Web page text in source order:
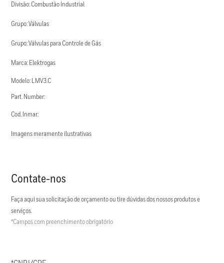
Divisão: Combustão Industrial
Grupo: Válvulas
Grupo: Válvulas para Controle de Gás
Marca: Elektrogas
Modelo: LMV3.C
Part. Number:
Cod. Inmar:
Imagens meramente ilustrativas
Contate-nos
Faça aqui sua solicitação de orçamento ou tire dúvidas dos nossos produtos e
serviços.
*Campos com preenchimento obrigatório